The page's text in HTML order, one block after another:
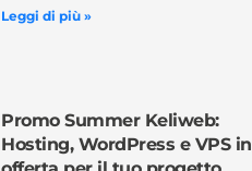
Leggi di più »
Promo Summer Keliweb:
Hosting, WordPress e VPS in